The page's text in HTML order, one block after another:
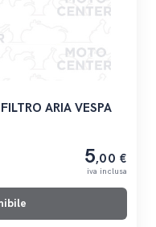
ARIA VESPA
5,00 €
iva inclusa